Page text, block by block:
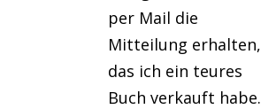
per Mail die
Mitteilung erhalten,
das ich ein teures
Buch verkauft habe.